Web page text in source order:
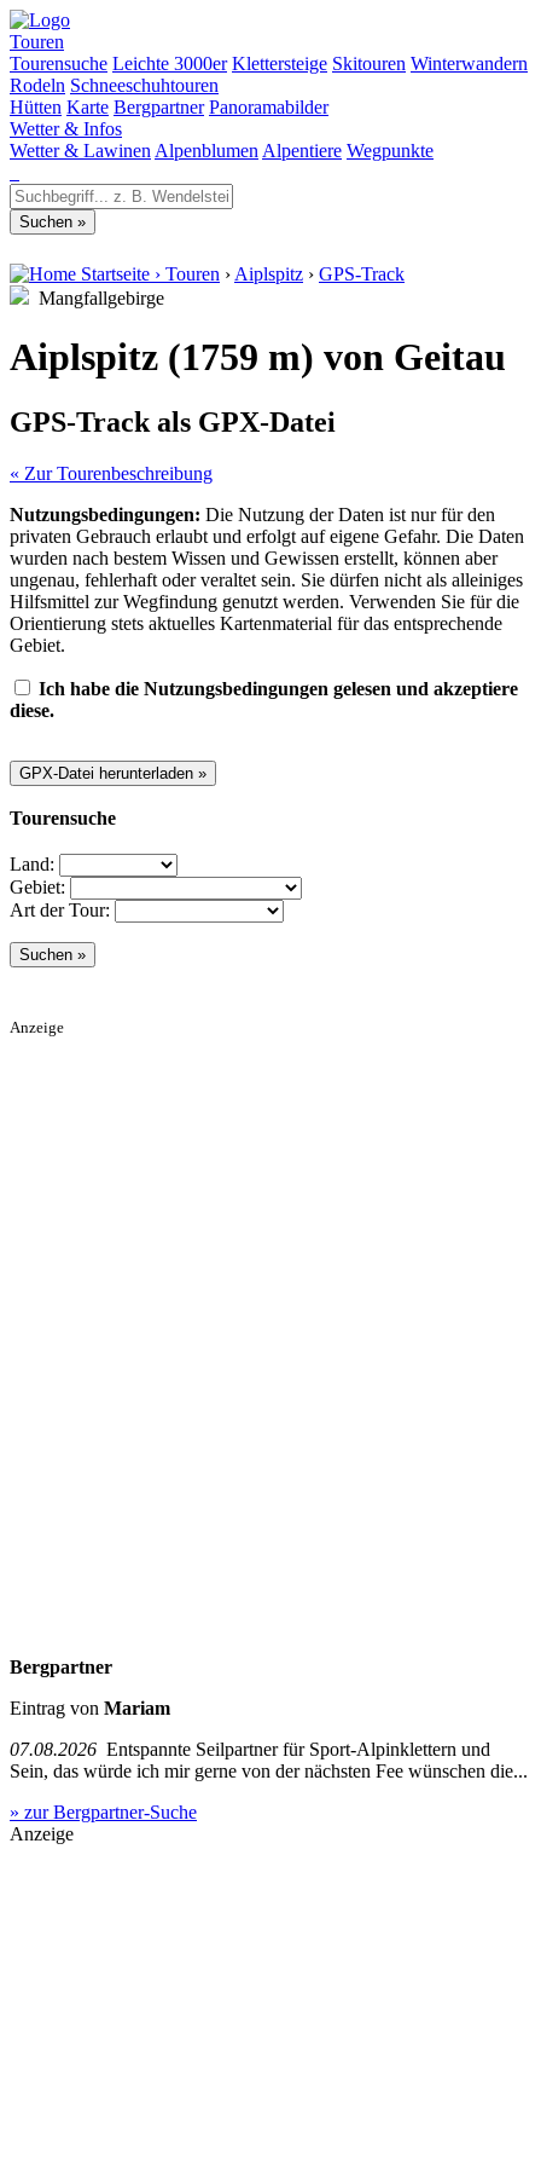
Touren
Tourensuche Leichte 3000er Klettersteige Skitouren Winterwandern
Rodeln Schneeschuhtouren
Hütten Karte Bergpartner Panoramabilder
Wetter & Infos
Wetter & Lawinen Alpenblumen Alpentiere Wegpunkte
Startseite › Touren › Aiplspitz › GPS-Track
Mangfallgebirge
Aiplspitz (1759 m) von Geitau
GPS-Track als GPX-Datei
« Zur Tourenbeschreibung
Nutzungsbedingungen: Die Nutzung der Daten ist nur für den
privaten Gebrauch erlaubt und erfolgt auf eigene Gefahr. Die Daten
wurden nach bestem Wissen und Gewissen erstellt, können aber
ungenau, fehlerhaft oder veraltet sein. Sie dürfen nicht als alleiniges
Hilfsmittel zur Wegfindung genutzt werden. Verwenden Sie für die
Orientierung stets aktuelles Kartenmaterial für das entsprechende
Gebiet.
Ich habe die Nutzungsbedingungen gelesen und akzeptiere
diese.
Tourensuche
Land:
Gebiet:
Art der Tour:
Anzeige
Bergpartner
Eintrag von Mariam
07.08.2026 Entspannte Seilpartner für Sport-Alpinklettern und
Sein, das würde ich mir gerne von der nächsten Fee wünschen die...
» zur Bergpartner-Suche
Anzeige